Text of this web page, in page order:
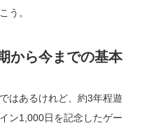
う。
から今までの基本
はあるけれど、約3年程遊
ン1,000日を記念したゲー